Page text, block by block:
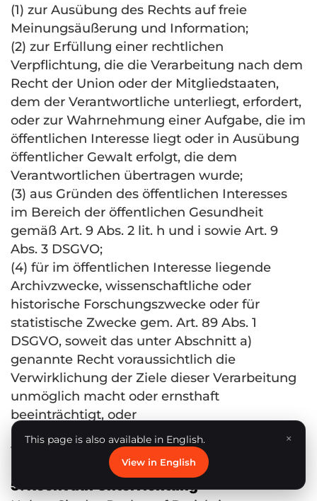
(1) zur Ausübung des Rechts auf freie
Meinungsäußerung und Information;
(2) zur Erfüllung einer rechtlichen
Verpflichtung, die die Verarbeitung nach dem
Recht der Union oder der Mitgliedstaaten,
dem der Verantwortliche unterliegt, erfordert,
oder zur Wahrnehmung einer Aufgabe, die im
öffentlichen Interesse liegt oder in Ausübung
öffentlicher Gewalt erfolgt, die dem
Verantwortlichen übertragen wurde;
(3) aus Gründen des öffentlichen Interesses
im Bereich der öffentlichen Gesundheit
gemäß Art. 9 Abs. 2 lit. h und i sowie Art. 9
Abs. 3 DSGVO;
(4) für im öffentlichen Interesse liegende
Archivzwecke, wissenschaftliche oder
historische Forschungszwecke oder für
statistische Zwecke gem. Art. 89 Abs. 1
DSGVO, soweit das unter Abschnitt a)
genannte Recht voraussichtlich die
Verwirklichung der Ziele dieser Verarbeitung
unmöglich macht oder ernsthaft
beeinträchtigt, oder
(5) zur Geltendmachung, Ausübung oder
Verteidigung von Rechtsansprüchen.
5. Recht auf Unterrichtung
This page is also available in English. ×
View in English